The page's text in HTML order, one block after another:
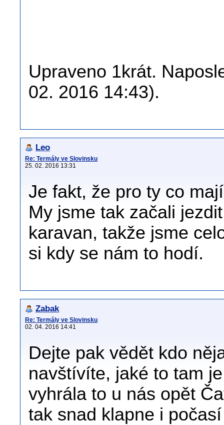
Upraveno 1krát.
02. 2016 14:43).
Leo
Re: Termály ve Slovinsku
25. 02. 2016 13:31
Je fakt, že pro ty co
My jsme tak začali
karavan, takže jsme
si kdy se nám to hodí.
Zabak
Re: Termály ve Slovinsku
02. 04. 2016 14:41
Dejte pak vědět kdo
navštívíte, jaké to tam
vyhrála to u nás opět
tak snad klapne i počasí